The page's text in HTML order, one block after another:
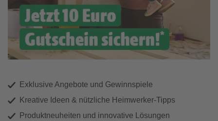
Exklusive Angebote und Gewinnspiele
Kreative Ideen & nützliche Heimwerker-Tipps
Produktneuheiten und innovative Lösungen